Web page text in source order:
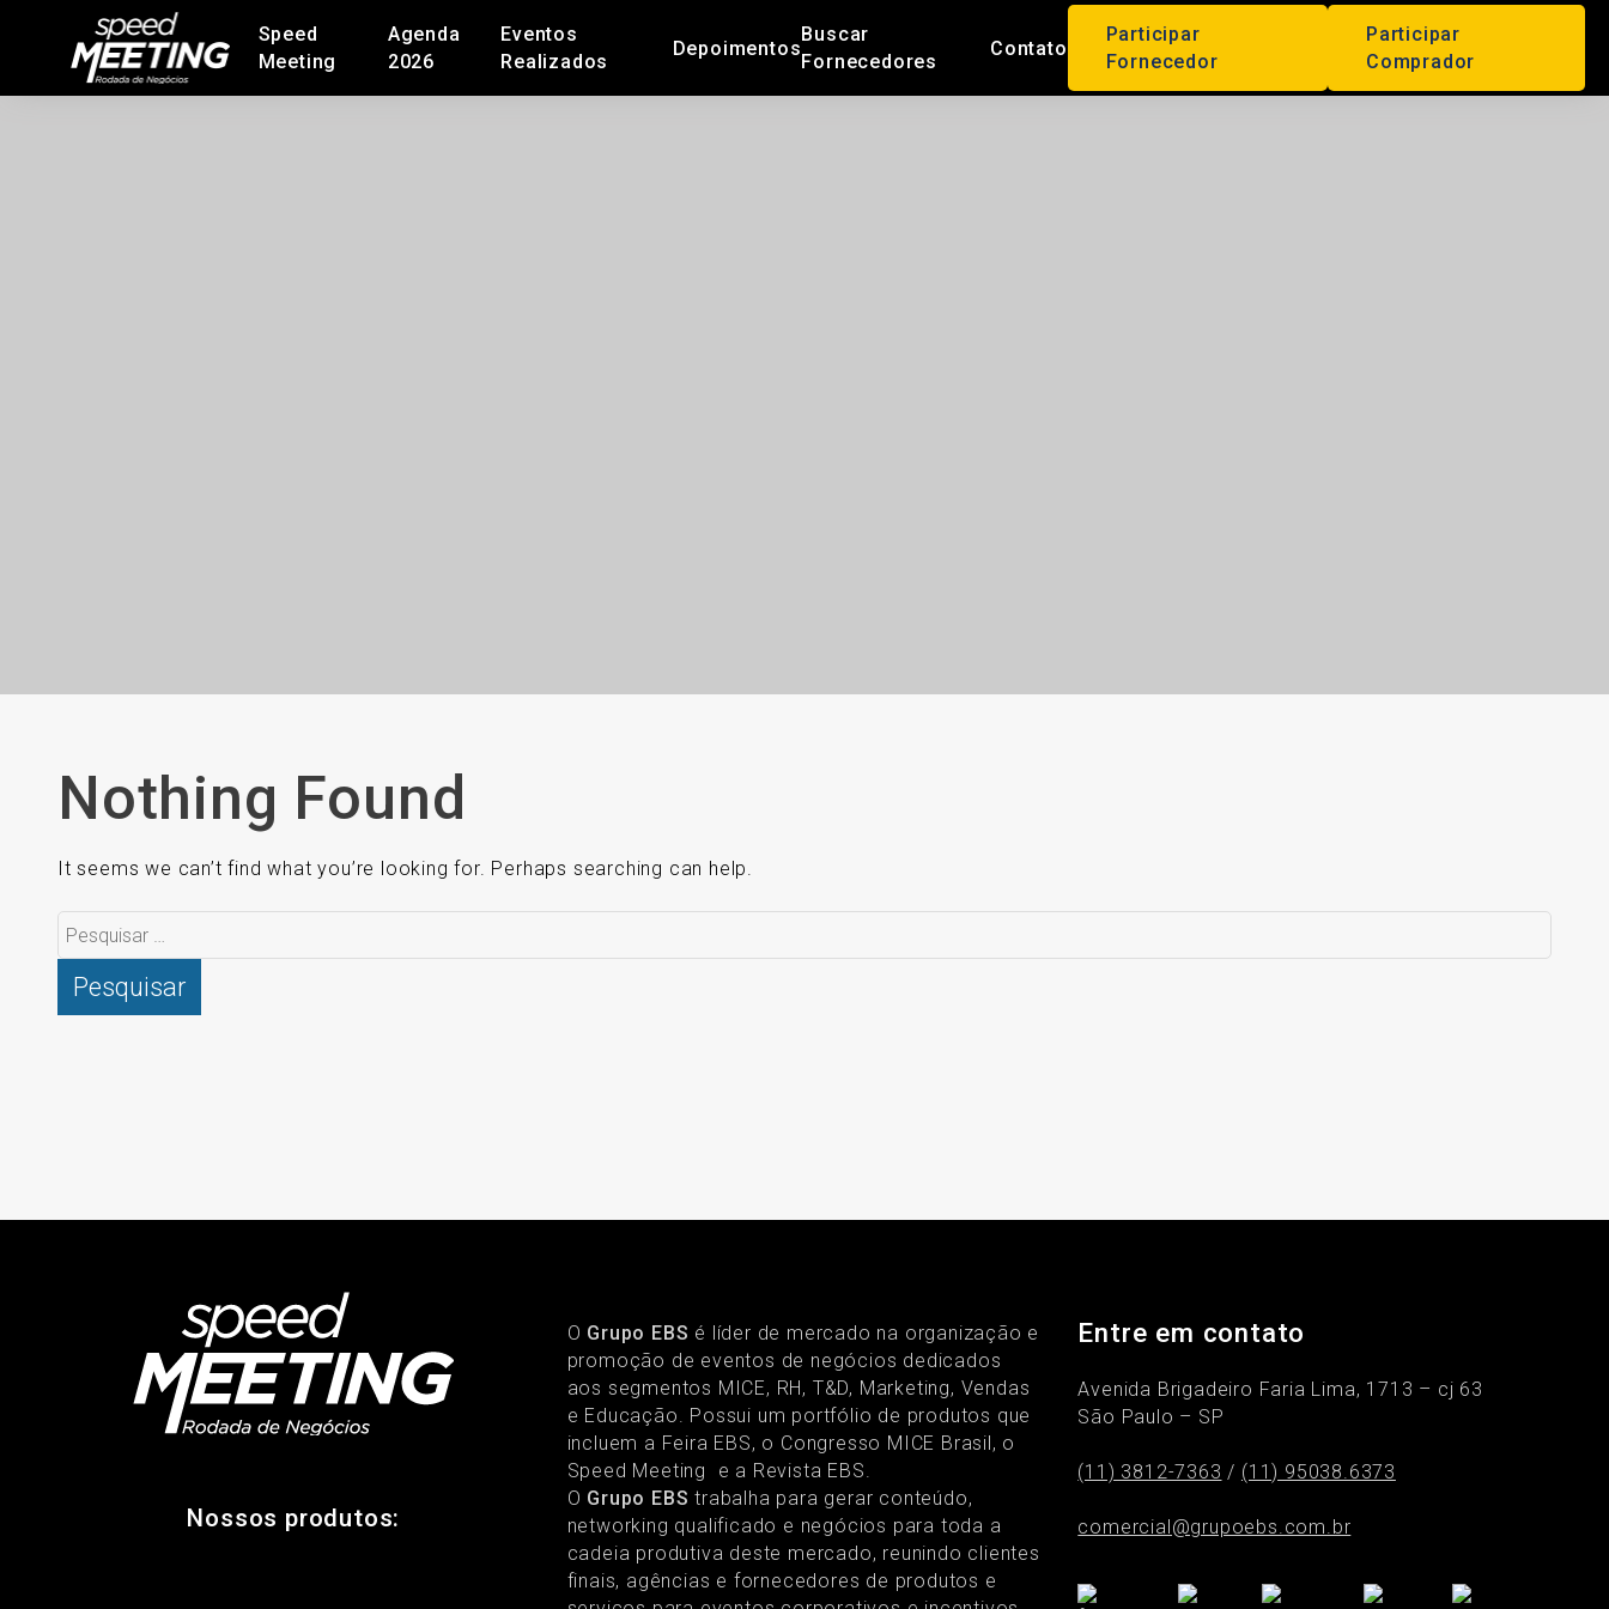
Speed
Meeting
Agenda
2026
Eventos
Realizados
Depoimentos
Buscar
Fornecedores
Contato
Participar
Fornecedor
Participar
Comprador
Nothing Found
It seems we can’t find what you’re looking for. Perhaps searching can help.
Pesquisar
por:
Nossos produtos:
O Grupo EBS é líder de mercado na organização e
promoção de eventos de negócios dedicados
aos segmentos MICE, RH, T&D, Marketing, Vendas
e Educação. Possui um portfólio de produtos que
incluem a Feira EBS, o Congresso MICE Brasil, o
Speed Meeting e a Revista EBS.
O Grupo EBS trabalha para gerar conteúdo,
networking qualificado e negócios para toda a
cadeia produtiva deste mercado, reunindo clientes
finais, agências e fornecedores de produtos e
Entre em contato
Avenida Brigadeiro Faria Lima, 1713 – cj 63
São Paulo – SP
(11) 3812-7363 / (11) 95038.6373
comercial@grupoebs.com.br